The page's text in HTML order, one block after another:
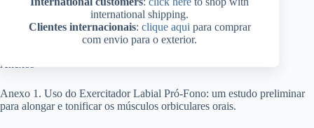
international shipping.
Clientes internacionais: clique aqui para comprar
com envio para o exterior.
Exercitador Facial Pró-Fono Plus
Exercitador Lingual Pró-Fono
Anexos
Anexo 1. Uso do Exercitador Labial Pró-Fono: um estudo preliminar
para alongar e tonificar os músculos orbiculares orais.